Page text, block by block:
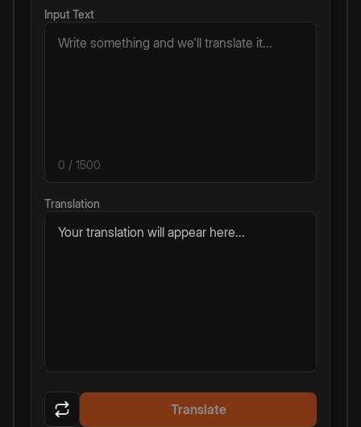
Input Text
0 / 1500
Translation
Your translation will appear here...
Translate